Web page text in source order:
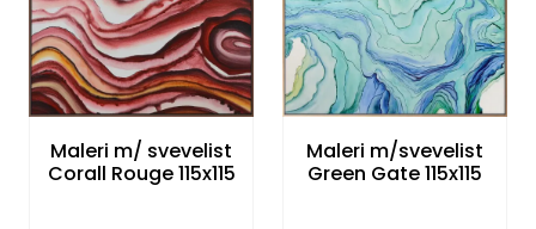
Maleri m/ svevelist
Corall Rouge 115x115
Maleri m/svevelist
Green Gate 115x115